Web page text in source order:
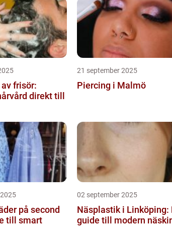
frisör:
direkt till
21 september 2025
Piercing i Malmö
på second
till smart
02 september 2025
Näsplastik i Linköping:
guide till modern